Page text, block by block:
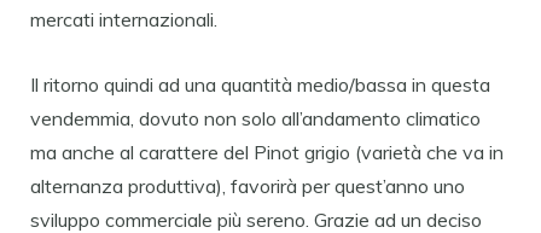
mercati internazionali.
Il ritorno quindi ad una quantità medio/bassa in questa
vendemmia, dovuto non solo all’andamento climatico
ma anche al carattere del Pinot grigio (varietà che va in
alternanza produttiva), favorirà per quest’anno uno
sviluppo commerciale più sereno. Grazie ad un deciso